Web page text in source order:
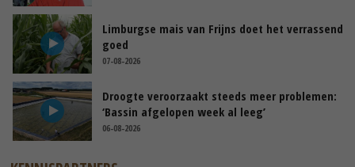
Limburgse mais van Frijns doet het verrassend
goed
07-08-2026
Droogte veroorzaakt steeds meer problemen:
‘Bassin afgelopen week al leeg’
06-08-2026